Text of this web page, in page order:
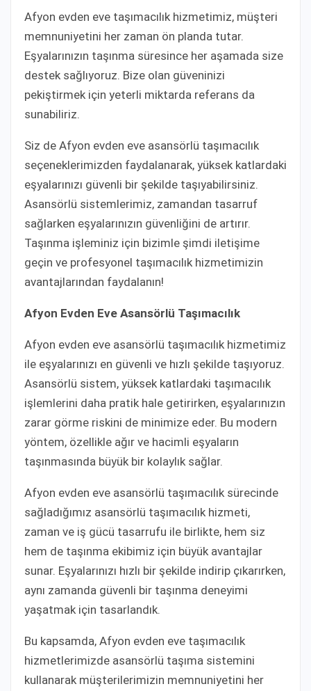
Afyon evden eve taşımacılık hizmetimiz, müşteri
memnuniyetini her zaman ön planda tutar.
Eşyalarınızın taşınma süresince her aşamada size
destek sağlıyoruz. Bize olan güveninizi
pekiştirmek için yeterli miktarda referans da
sunabiliriz.
Siz de Afyon evden eve asansörlü taşımacılık
seçeneklerimizden faydalanarak, yüksek katlardaki
eşyalarınızı güvenli bir şekilde taşıyabilirsiniz.
Asansörlü sistemlerimiz, zamandan tasarruf
sağlarken eşyalarınızın güvenliğini de artırır.
Taşınma işleminiz için bizimle şimdi iletişime
geçin ve profesyonel taşımacılık hizmetimizin
avantajlarından faydalanın!
Afyon Evden Eve Asansörlü Taşımacılık
Afyon evden eve asansörlü taşımacılık hizmetimiz
ile eşyalarınızı en güvenli ve hızlı şekilde taşıyoruz.
Asansörlü sistem, yüksek katlardaki taşımacılık
işlemlerini daha pratik hale getirirken, eşyalarınızın
zarar görme riskini de minimize eder. Bu modern
yöntem, özellikle ağır ve hacimli eşyaların
taşınmasında büyük bir kolaylık sağlar.
Afyon evden eve asansörlü taşımacılık sürecinde
sağladığımız asansörlü taşımacılık hizmeti,
zaman ve iş gücü tasarrufu ile birlikte, hem siz
hem de taşınma ekibimiz için büyük avantajlar
sunar. Eşyalarınızı hızlı bir şekilde indirip çıkarırken,
aynı zamanda güvenli bir taşınma deneyimi
yaşatmak için tasarlandık.
Bu kapsamda, Afyon evden eve taşımacılık
hizmetlerimizde asansörlü taşıma sistemini
kullanarak müşterilerimizin memnuniyetini her